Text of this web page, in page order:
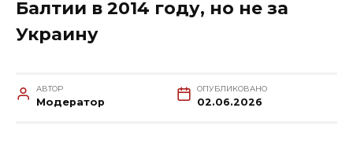
Балтии в 2014 году, но не за
Украину
АВТОР
Модератор
ОПУБЛИКОВАНО
02.06.2026